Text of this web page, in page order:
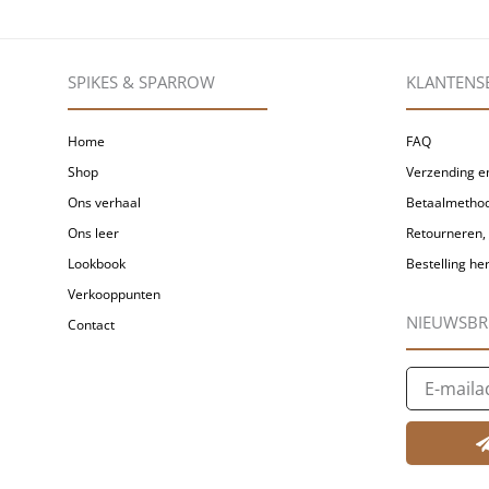
SPIKES & SPARROW
Home
Shop
Ons verhaal
Ons leer
Lookbook
Verkooppunten
Contact
FAQ
Verzending
Bestelling
E-
mailadres